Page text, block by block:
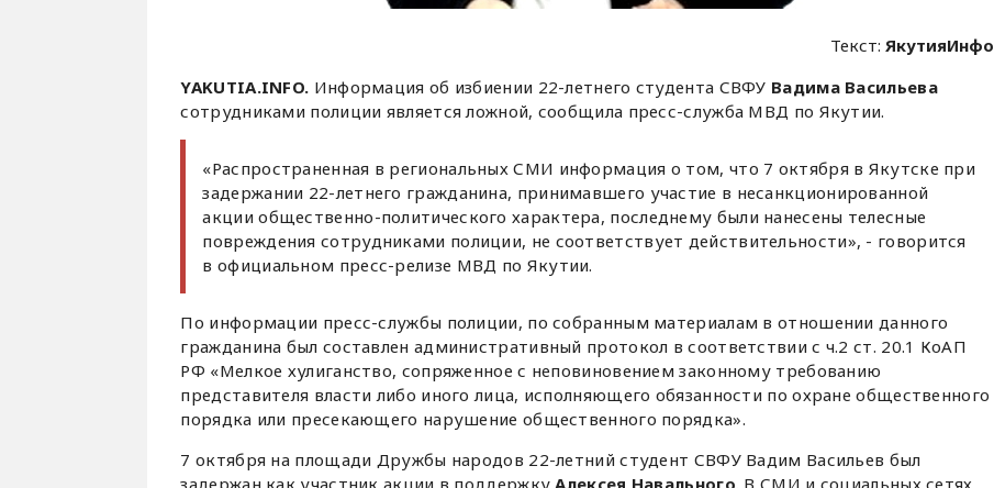
Текст:ЯкутияИнфо
YAKUTIA.INFO. Информация об избиении 22-летнего студента СВФУ Вадима Васильева
сотрудниками полиции является ложной, сообщила пресс-служба МВД по Якутии.
«Распространенная в региональных СМИ информация о том, что 7 октября в Якутске при
задержании 22-летнего гражданина, принимавшего участие в несанкционированной
акции общественно-политического характера, последнему были нанесены телесные
повреждения сотрудниками полиции, не соответствует действительности», - говорится
в официальном пресс-релизе МВД по Якутии.
По информации пресс-службы полиции, по собранным материалам в отношении данного
гражданина был составлен административный протокол в соответствии с ч.2 ст. 20.1 КоАП
РФ «Мелкое хулиганство, сопряженное с неповиновением законному требованию
представителя власти либо иного лица, исполняющего обязанности по охране общественного
порядка или пресекающего нарушение общественного порядка».
7 октября на площади Дружбы народов 22-летний студент СВФУ Вадим Васильев был
задержан как участник акции в поддержкуАлексея Навального. В СМИ и социальных сетях